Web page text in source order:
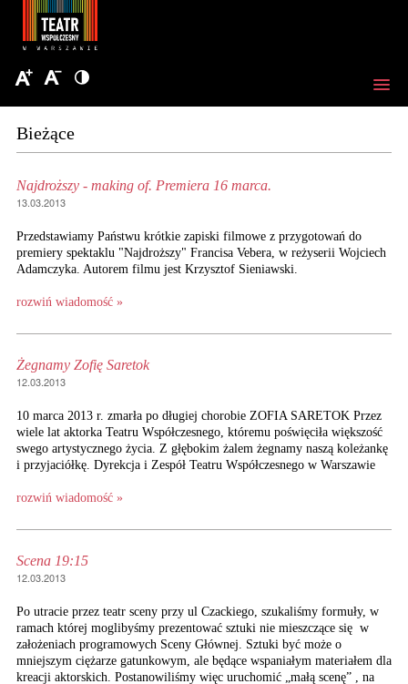
Bieżące
Najdroższy - making of. Premiera 16 marca.
13.03.2013
Przedstawiamy Państwu krótkie zapiski filmowe z przygotowań do
premiery spektaklu "Najdroższy" Francisa Vebera, w reżyserii Wojciech
Adamczyka. Autorem filmu jest Krzysztof Sieniawski.
rozwiń wiadomość »
Żegnamy Zofię Saretok
12.03.2013
10 marca 2013 r. zmarła po długiej chorobie ZOFIA SARETOK Przez
wiele lat aktorka Teatru Współczesnego, któremu poświęciła większość
swego artystycznego życia. Z głębokim żalem żegnamy naszą koleżankę
i przyjaciółkę. Dyrekcja i Zespół Teatru Współczesnego w Warszawie
rozwiń wiadomość »
Scena 19:15
12.03.2013
Po utracie przez teatr sceny przy ul Czackiego, szukaliśmy formuły, w
ramach której moglibyśmy prezentować sztuki nie mieszczące się w
założeniach programowych Sceny Głównej. Sztuki być może o
mniejszym ciężarze gatunkowym, ale będące wspaniałym materiałem dla
kreacji aktorskich. Postanowiliśmy więc uruchomić „małą scenę” , na